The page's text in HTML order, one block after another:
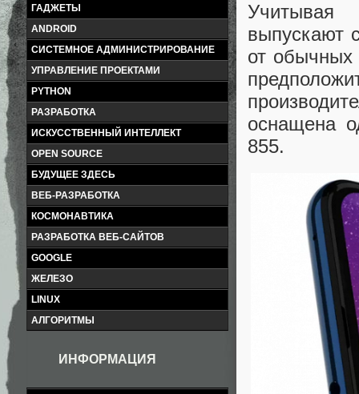
ГАДЖЕТЫ
ANDROID
СИСТЕМНОЕ АДМИНИСТРИРОВАНИЕ
УПРАВЛЕНИЕ ПРОЕКТАМИ
PYTHON
РАЗРАБОТКА
ИСКУССТВЕННЫЙ ИНТЕЛЛЕКТ
OPEN SOURCE
БУДУЩЕЕ ЗДЕСЬ
ВЕБ-РАЗРАБОТКА
КОСМОНАВТИКА
РАЗРАБОТКА ВЕБ-САЙТОВ
GOOGLE
ЖЕЛЕЗО
LINUX
АЛГОРИТМЫ
ИНФОРМАЦИЯ
Учитывая
выпускают
от
оснащена
855.